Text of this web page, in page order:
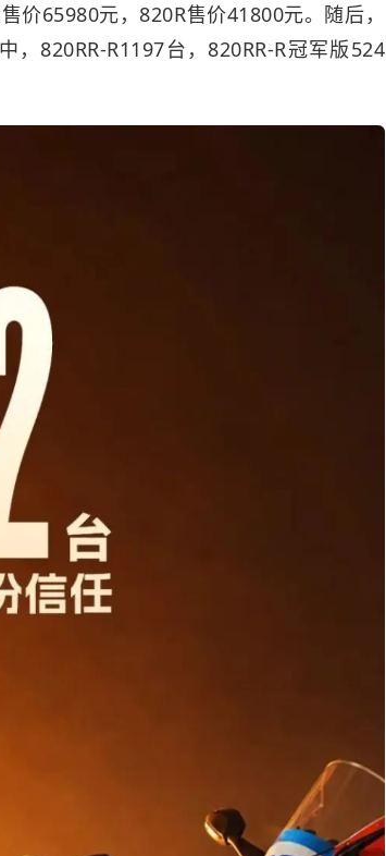
价65980元，820R售价41800元。随后，
820RR-R1197台，820RR-R冠军版524